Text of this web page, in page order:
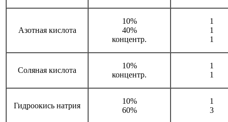
Азотная кислота
10%
40%
концентр.
1
1
1
Соляная кислота
10%
концентр.
1
1
Гидроокись натрия
10%
60%
1
3